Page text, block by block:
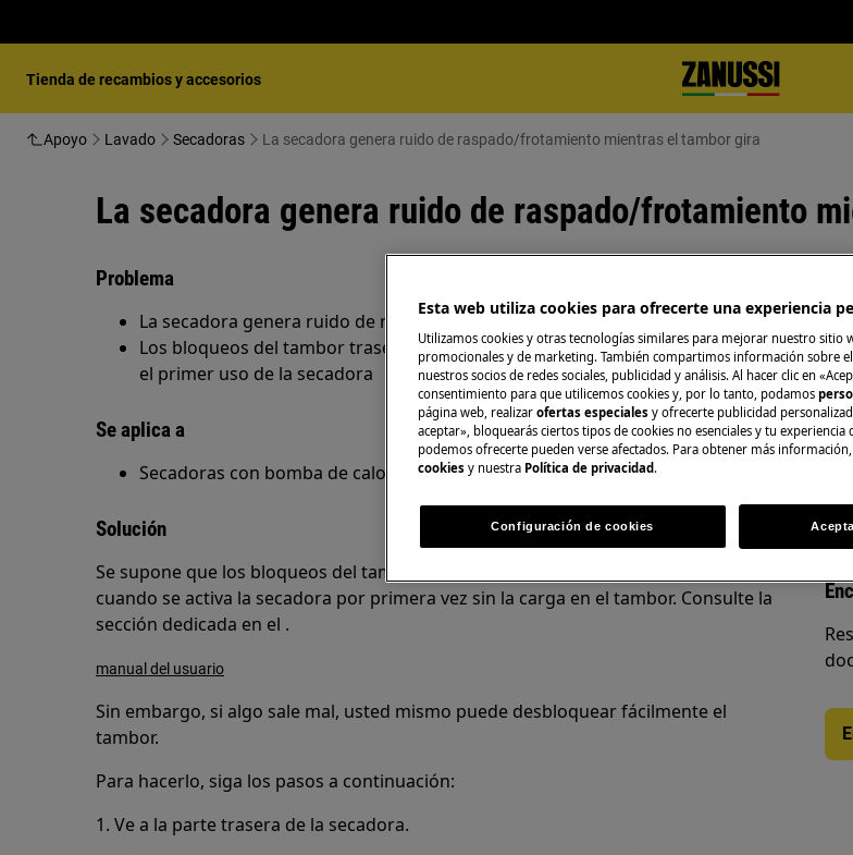
Tienda de recambios y accesorios
Apoyo Lavado Secadoras La secadora genera ruido de raspado/frotamiento mientras el tambor gira
La secadora genera ruido de raspado/frotamiento
Problema
La secadora genera ruido de raspado/frotamiento mientras el tambor gira
Los bloqueos del tambor trasero no se han liberado correctamente durante
el primer uso de la secadora
Se aplica a
Secadoras con bomba de calor
Solución
Se supone que los bloqueos del tambor trasero se retiran automáticamente
cuando se activa la secadora por primera vez sin la carga en el tambor. Consulte la
sección dedicada en el .
manual del usuario
Sin embargo, si algo sale mal, usted mismo puede desbloquear fácilmente el
tambor.
Para hacerlo, siga los pasos a continuación:
1. Ve a la parte trasera de la secadora.
Esta web utiliza cookies para ofrecerte una experiencia
Utilizamos cookies y otras tecnologías similares para mejorar nuestro sitio
promocionales y de marketing. También compartimos información sobre
nuestros socios de redes sociales, publicidad y análisis. Al hacer clic en
consentimiento para que utilicemos cookies y, por lo tanto, podamos
página web, realizar ofertas especiales y ofrecerte publicidad
aceptar», bloquearás ciertos tipos de cookies no esenciales y tu experiencia
podemos ofrecerte pueden verse afectados. Para obtener más
cookies y nuestra Política de privacidad.
Configuración de cookies